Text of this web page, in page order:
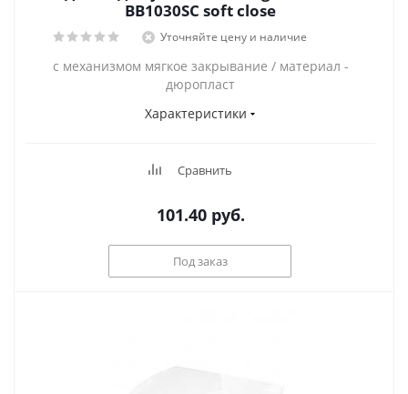
BB1030SC soft close
Уточняйте цену и наличие
с механизмом мягкое закрывание / материал -
дюропласт
Характеристики
Сравнить
101.40 руб.
Под заказ